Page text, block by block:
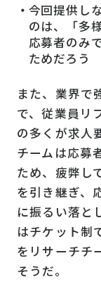
今回提供し
のは、「多
応募者のみ
ためだろう
また、業界で
で、従業員リ
の多くが求人
チームは応募
ため、疲弊し
を引き継ぎ、
に振るい落と
はチケット制
をリサーチチ
そうだ。